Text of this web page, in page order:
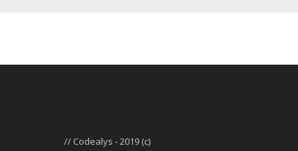
// Codealys - 2019 (c)